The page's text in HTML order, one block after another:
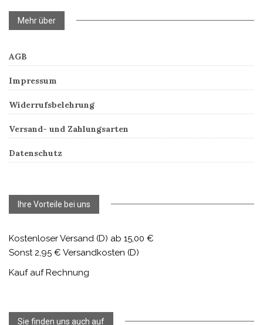
Mehr über
AGB
Impressum
Widerrufsbelehrung
Versand- und Zahlungsarten
Datenschutz
Ihre Vorteile bei uns
Kostenloser Versand (D) ab 15,00 €
Sonst 2,95 € Versandkosten (D)
Kauf auf Rechnung
Sie finden uns auch auf